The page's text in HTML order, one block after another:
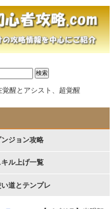
覚醒とアシスト、超覚醒
ンジョン攻略
キル上げ一覧
道とテンプレ